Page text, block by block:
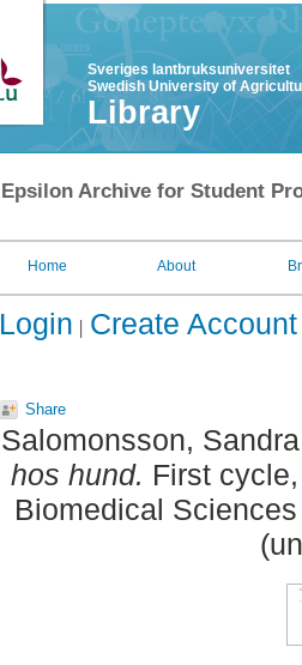
Sveriges lantbruksuniversitet
Swedish University of
Library
Epsilon Archive for Student
Home About
Login Create Account
Share
Salomonsson, Sandra
hos hund. First
Biomedical